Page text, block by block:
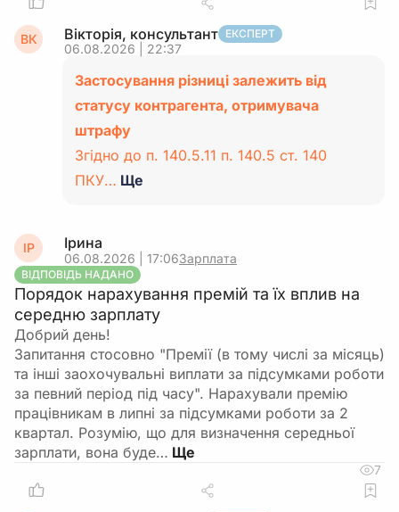
ВК Вікторія, консультант ЕКСПЕРТ
06.08.2026 | 22:37
Застосування різниці залежить від
статусу контрагента, отримувача
штрафу
Згідно до п. 140.5.11 п. 140.5 ст. 140
ПКУ… Ще
ІР Ірина
06.08.2026 | 17:06Зарплата
ВІДПОВІДЬ НАДАНО
Порядок нарахування премій та їх вплив на
середню зарплату
Добрий день!
Запитання стосовно "Премії (в тому числі за місяць)
та інші заохочувальні виплати за підсумками роботи
за певний період під часу". Нарахували премію
працівникам в липні за підсумками роботи за 2
квартал. Розумію, що для визначення середньої
зарплати, вона буде…
7